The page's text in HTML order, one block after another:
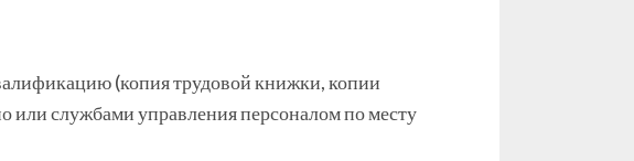
(копия трудовой книжки, копии
или службами управления персоналом по месту